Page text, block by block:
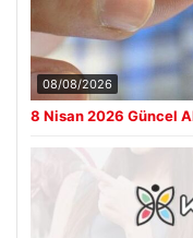
08/08/2026
8 Nisan 2026 Güncel